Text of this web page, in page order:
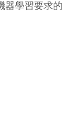
器學習要求的